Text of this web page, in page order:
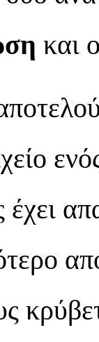
και